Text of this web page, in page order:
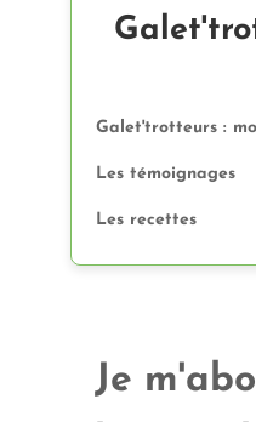
Galet'trotteurs :
Les témoignages
Les recettes
Je